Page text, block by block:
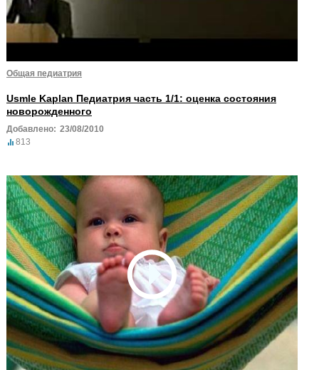
Общая педиатрия
Usmle Kaplan Педиатрия часть 1/1: оценка состояния
новорожденного
Добавлено: 23/08/2010
813